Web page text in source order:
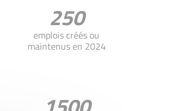
250
emplois créés ou
maintenus en 2024